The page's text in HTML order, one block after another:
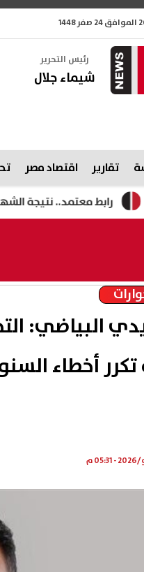
رئيس التحرير
شيماء جلال
تقارير اقتصاد مصر
نتيجة الشهادة الإعدادية 2026 الدور الثاني محافظة
البياضي:
تكرر أخطاء